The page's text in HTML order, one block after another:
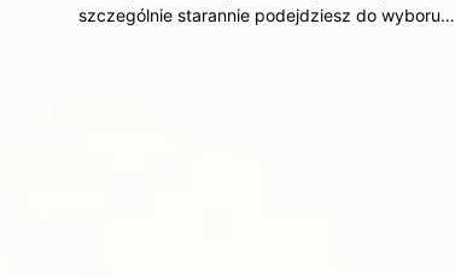
szczególnie starannie podejdziesz do wyboru…